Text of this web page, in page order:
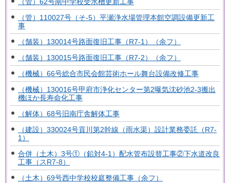
（管）110027号（そ-5）平瀬浄水場管理本館空調設備更新工
事
（舗装）130014号路面復旧工事（R7-1）（余フ）
（舗装）130015号路面復旧工事（R7-2）（余フ）
（機械）66号総合市民会館芸術ホール舞台設備改修工事
（機械）130016号甲府市浄化センター第2曝気沈砂池2-3搬出
機ほか長寿命化工事
（解体）68号旧南庁舎解体工事
（建設）330024号貢川第2幹線（雨水渠）設計業務委託（R7-
1）
合併（土木）3号①（鉛対4-1）配水管布設替工事②下水道改良
工事（スR7-8）
（土木）69号西中学校校庭整備工事（余フ）